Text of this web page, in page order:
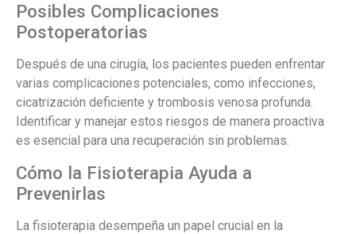
Posibles Complicaciones
Postoperatorias
Después de una cirugía, los pacientes pueden enfrentar
varias complicaciones potenciales, como infecciones,
cicatrización deficiente y trombosis venosa profunda.
Identificar y manejar estos riesgos de manera proactiva
es esencial para una recuperación sin problemas.
Cómo la Fisioterapia Ayuda a
Prevenirlas
La fisioterapia desempeña un papel crucial en la